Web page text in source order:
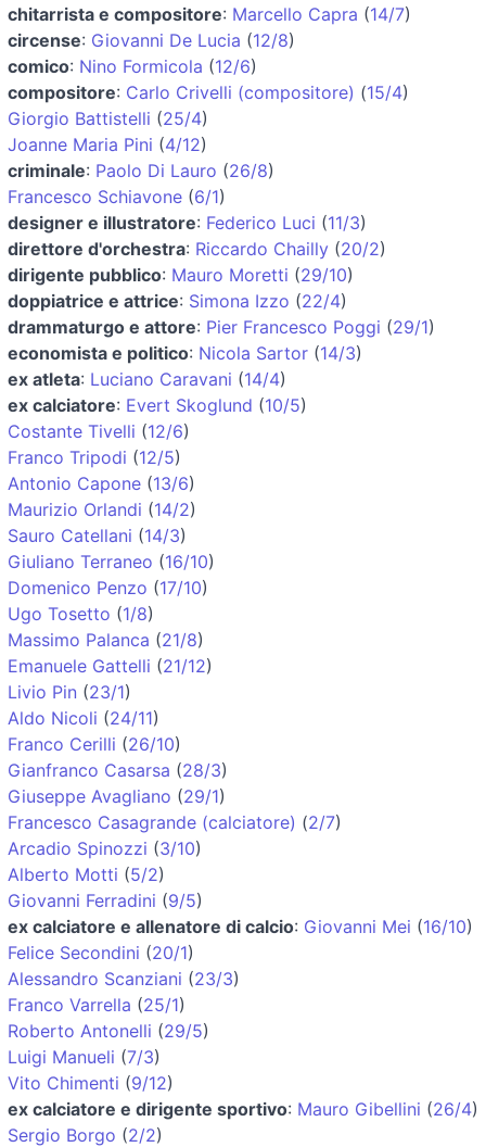
chitarrista e compositore: Marcello Capra (14/7)
circense: Giovanni De Lucia (12/8)
comico: Nino Formicola (12/6)
compositore: Carlo Crivelli (compositore) (15/4)
Giorgio Battistelli (25/4)
Joanne Maria Pini (4/12)
criminale: Paolo Di Lauro (26/8)
Francesco Schiavone (6/1)
designer e illustratore: Federico Luci (11/3)
direttore d'orchestra: Riccardo Chailly (20/2)
dirigente pubblico: Mauro Moretti (29/10)
doppiatrice e attrice: Simona Izzo (22/4)
drammaturgo e attore: Pier Francesco Poggi (29/1)
economista e politico: Nicola Sartor (14/3)
ex atleta: Luciano Caravani (14/4)
ex calciatore: Evert Skoglund (10/5)
Costante Tivelli (12/6)
Franco Tripodi (12/5)
Antonio Capone (13/6)
Maurizio Orlandi (14/2)
Sauro Catellani (14/3)
Giuliano Terraneo (16/10)
Domenico Penzo (17/10)
Ugo Tosetto (1/8)
Massimo Palanca (21/8)
Emanuele Gattelli (21/12)
Livio Pin (23/1)
Aldo Nicoli (24/11)
Franco Cerilli (26/10)
Gianfranco Casarsa (28/3)
Giuseppe Avagliano (29/1)
Francesco Casagrande (calciatore) (2/7)
Arcadio Spinozzi (3/10)
Alberto Motti (5/2)
Giovanni Ferradini (9/5)
ex calciatore e allenatore di calcio: Giovanni Mei (16/10)
Felice Secondini (20/1)
Alessandro Scanziani (23/3)
Franco Varrella (25/1)
Roberto Antonelli (29/5)
Luigi Manueli (7/3)
Vito Chimenti (9/12)
ex calciatore e dirigente sportivo: Mauro Gibellini (26/4)
Sergio Borgo (2/2)